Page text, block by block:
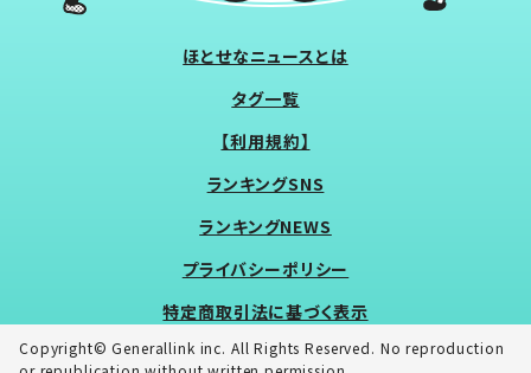
ほとせなニュースとは
タグ一覧
【利用規約】
ランキングSNS
ランキングNEWS
プライバシーポリシー
特定商取引法に基づく表示
Copyright© Generallink inc. All Rights Reserved. No reproduction